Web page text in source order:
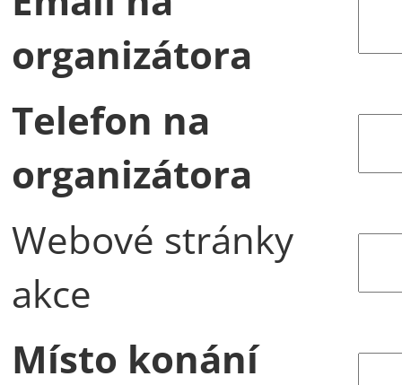
organizátora
Telefon na
organizátora
Webové stránky
akce
Místo konání